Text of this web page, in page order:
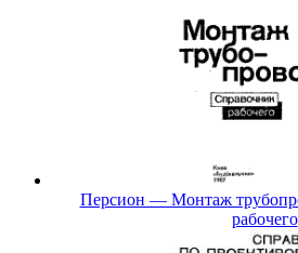
Персион — Монтаж
рабочего